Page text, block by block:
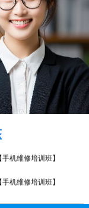
手机维修培训班】
手机维修培训班】
手机维修培训班】
手机维修培训班】
手机维修培训班】
手机维修培训班】